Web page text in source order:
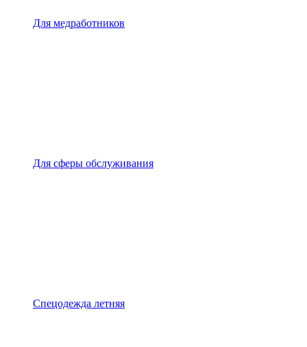
Для медработников
Для сферы обслуживания
Спецодежда летняя